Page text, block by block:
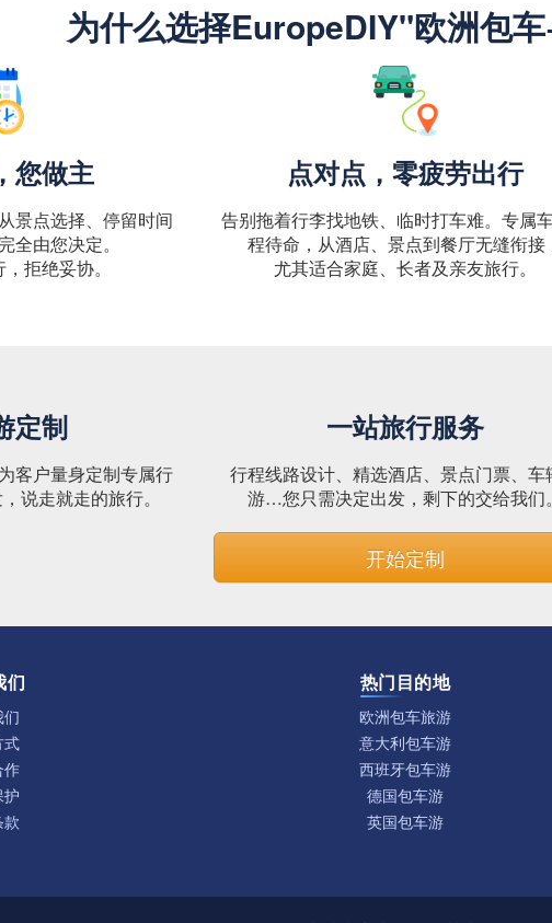
为什么选择EuropeDIY"欧洲包
您做主
景点选择、停留时间
全由您决定。
拒绝妥协。
点对点，零疲劳出行
告别拖着行李找地铁、临时打车难。专属
程待命，从酒店、景点到餐厅无缝衔接
尤其适合家庭、长者及亲友旅行。
定制
客户量身定制专属行
说走就走的旅行。
一站旅行服务
行程线路设计、精选酒店、景点门票、车
游…您只需决定出发，剩下的交给我们。
开始定制
们
们
式
作
护
款
热门目的地
欧洲包车旅游
意大利包车游
西班牙包车游
德国包车游
英国包车游